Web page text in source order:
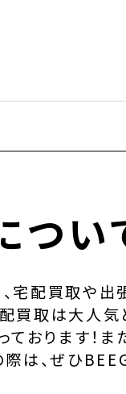
つい
宅配買取や出
買取は大人
おります！ま
際は、ぜひ